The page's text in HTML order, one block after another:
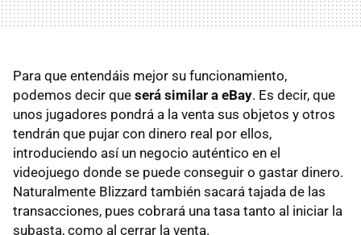
Para que entendáis mejor su funcionamiento,
podemos decir que será similar a eBay. Es decir, que
unos jugadores pondrá a la venta sus objetos y otros
tendrán que pujar con dinero real por ellos,
introduciendo así un negocio auténtico en el
videojuego donde se puede conseguir o gastar dinero.
Naturalmente Blizzard también sacará tajada de las
transacciones, pues cobrará una tasa tanto al iniciar la
subasta, como al cerrar la venta.